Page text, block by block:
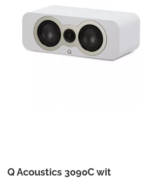
Q Acoustics 3090C wit